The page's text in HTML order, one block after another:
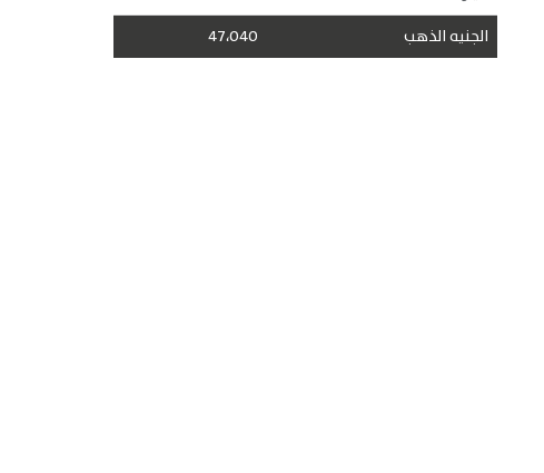
الجنيه الذهب
47،040